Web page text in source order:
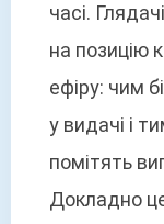
часі.
на позицію
ефіру: чим
у видачі і
помітять
Докладно